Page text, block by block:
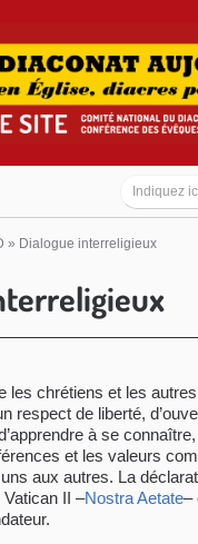
» Dialogue interreligieux
les chrétiens et les
respect de liberté,
à se
et les valeurs
aux autres. La
II –Nostra Aetate–